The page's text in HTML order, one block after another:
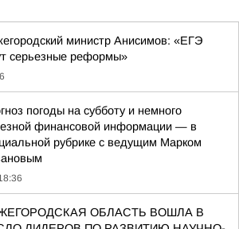
министр Анисимов: «ЕГЭ
серьезные реформы»
погоды на субботу и немного
финансовой информации — в
рубрике с ведущим Марком
ОБЛАСТЬ ВОШЛА В